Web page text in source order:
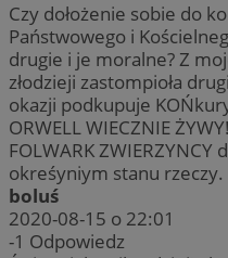
Czy dołożenie sobie do
Państwowego i
drugie i je moralne? Z
złodzieji zastompioła
okazji podkupuje
ORWELL WIECZNIE
FOLWARK
okreśyniym stanu rzeczy.
boluś
2020-08-15 o 22:01
-1 Odpowiedz